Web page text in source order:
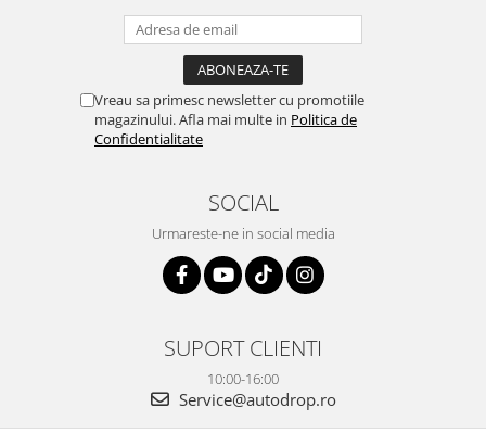
Vreau sa primesc newsletter cu promotiile
magazinului. Afla mai multe in Politica de
Confidentialitate
SOCIAL
Urmareste-ne in social media
SUPORT CLIENTI
10:00-16:00
Service@autodrop.ro